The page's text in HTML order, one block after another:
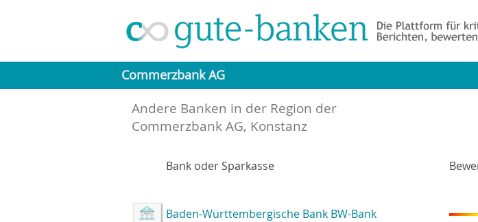
Commerzbank AG
Andere Banken in der Region der
Commerzbank AG, Konstanz
Bank oder Sparkasse
Baden-Württembergische Bank BW-Bank